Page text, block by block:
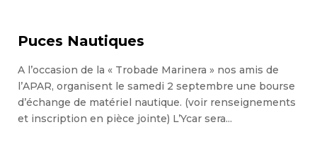
Puces Nautiques
A l’occasion de la « Trobade Marinera » nos amis de
l’APAR, organisent le samedi 2 septembre une bourse
d’échange de matériel nautique. (voir renseignements
et inscription en pièce jointe) L’Ycar sera...